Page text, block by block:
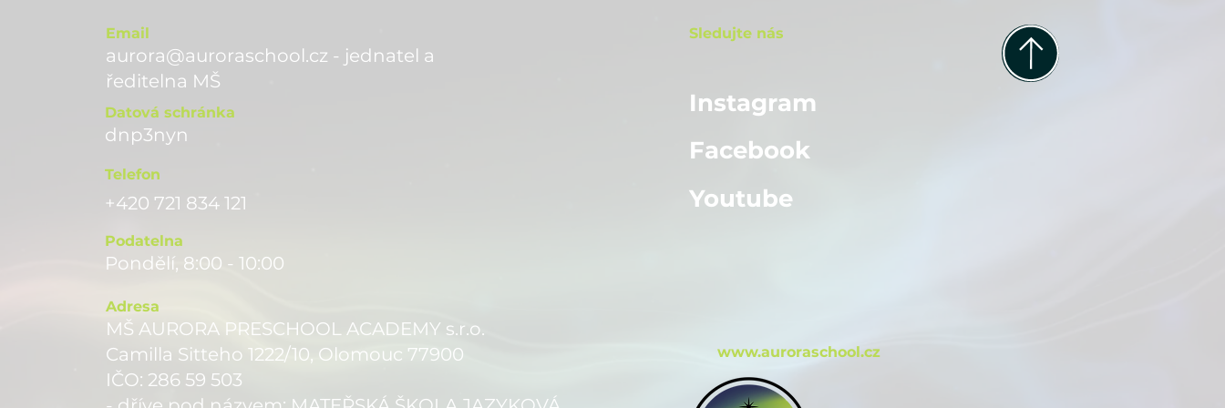
Email
aurora@auroraschool.cz - jednatel a
ředitelna MŠ
Datová schránka
dnp3nyn
Telefon
+420 721 834 121
Podatelna
Pondělí, 8:00 - 10:00
Adresa
MŠ AURORA PRESCHOOL ACADEMY s.r.o.
Camilla Sitteho 1222/10, Olomouc 77900
IČO: 286 59 503
Sledujte nás
Instagram
Facebook
Youtube
www.auroraschool.cz